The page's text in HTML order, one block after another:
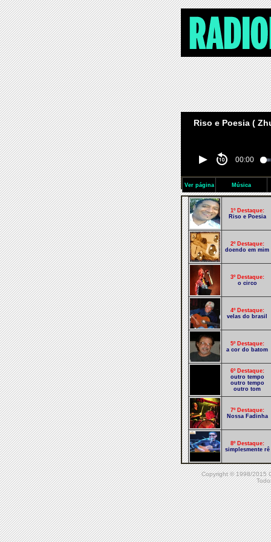
Riso e Poesia (
00:00
Ver página Música
1º Destaque:
Riso e Poesia
2º Destaque:
doendo em mim
3º Destaque:
o circo
4º Destaque:
velas do brasil
5º Destaque:
a cor do batom
6º Destaque:
outro tempo
outro tempo
outro tom
7º Destaque:
Nossa Fadinha
8º Destaque:
simplesmente rê
9º Destaque:
Lost Glov Versão
de Idéia no Ar
10º Destaque:
nova estação
Copyright © 1998/2015